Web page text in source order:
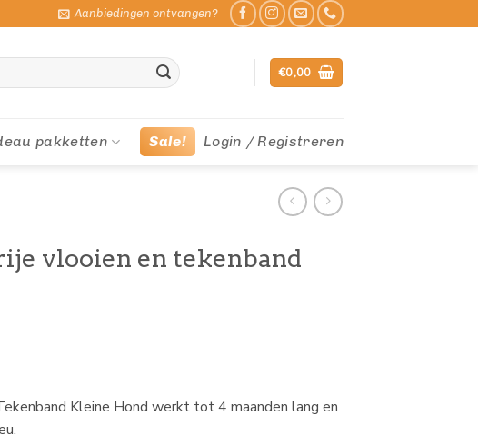
Aanbiedingen ontvangen?
€0,00
pakketten Sale! Login / Registreren
vlooien en tekenband
Kleine Hond werkt tot 4 maanden lang en